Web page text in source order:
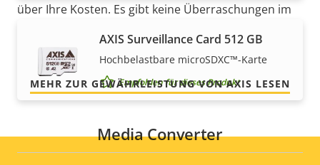
AXIS Surveillance Card 512 GB
Hochbelastbare microSDXC™-Karte
Empfohlen für dieses Produkt
Media Converter
über Ihre Kosten. Es gibt keine Überraschungen im
das, was Sie bekommen.
MEHR ZUR GEWÄHRLEISTUNG VON AXIS LESEN